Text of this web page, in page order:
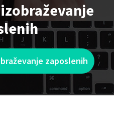
zaposlenih